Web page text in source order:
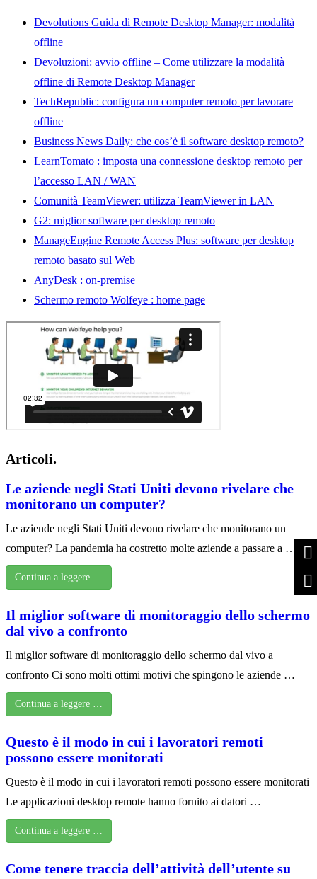
Devolutions Guida di Remote Desktop Manager: modalità
offline
Devoluzioni: avvio offline – Come utilizzare la modalità
offline di Remote Desktop Manager
TechRepublic: configura un computer remoto per lavorare
offline
Business News Daily: che cos’è il software desktop remoto?
LearnTomato : imposta una connessione desktop remoto per
l’accesso LAN / WAN
Comunità TeamViewer: utilizza TeamViewer in LAN
G2: miglior software per desktop remoto
ManageEngine Remote Access Plus: software per desktop
remoto basato sul Web
AnyDesk : on-premise
Schermo remoto Wolfeye : home page
Articoli.
Le aziende negli Stati Uniti devono rivelare che
monitorano un computer?
Le aziende negli Stati Uniti devono rivelare che monitorano un
computer? La pandemia ha costretto molte aziende a passare a …
Continua a leggere …
Il miglior software di monitoraggio dello schermo
dal vivo a confronto
Il miglior software di monitoraggio dello schermo dal vivo a
confronto Ci sono molti ottimi motivi che spingono le aziende …
Continua a leggere …
Questo è il modo in cui i lavoratori remoti
possono essere monitorati
Questo è il modo in cui i lavoratori remoti possono essere monitorati
Le applicazioni desktop remote hanno fornito ai datori …
Continua a leggere …
Come tenere traccia dell’attività dell’utente su